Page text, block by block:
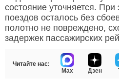
состояние уточняется.
поездов осталось без
полотно не повреждено,
задержек пассажирских
Читайте нас:
Max
Дзен